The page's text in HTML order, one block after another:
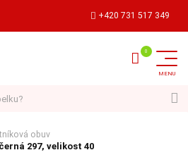
+420 731 517 349
obuv
297, velikost 40